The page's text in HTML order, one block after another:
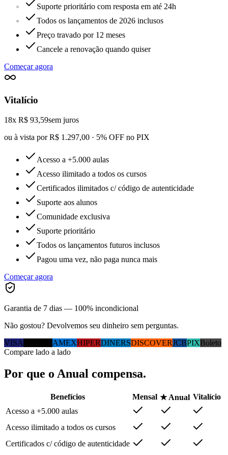
Suporte prioritário com resposta em até 24h
Todos os lançamentos de 2026 inclusos
Preço travado por 12 meses
Cancele a renovação quando quiser
Começar agora
Vitalício
18x R$ 93,59sem juros
ou à vista por R$ 1.297,00 · 5% OFF no PIX
Acesso a +5.000 aulas
Acesso ilimitado a todos os cursos
Certificados ilimitados c/ código de autenticidade
Suporte aos alunos
Comunidade exclusiva
Suporte prioritário
Todos os lançamentos futuros inclusos
Pagou uma vez, não paga nunca mais
Começar agora
Garantia de 7 dias — 100% incondicional
Não gostou? Devolvemos seu dinheiro sem perguntas.
VISA
AMEXHIPERDINERSDISCOVERJCBPIXBoleto
Compare lado a lado
Por que o Anual compensa.
Benefícios Mensal ★ Anual Vitalício
Acesso a +5.000 aulas
Acesso ilimitado a todos os cursos
Certificados c/ código de autenticidade